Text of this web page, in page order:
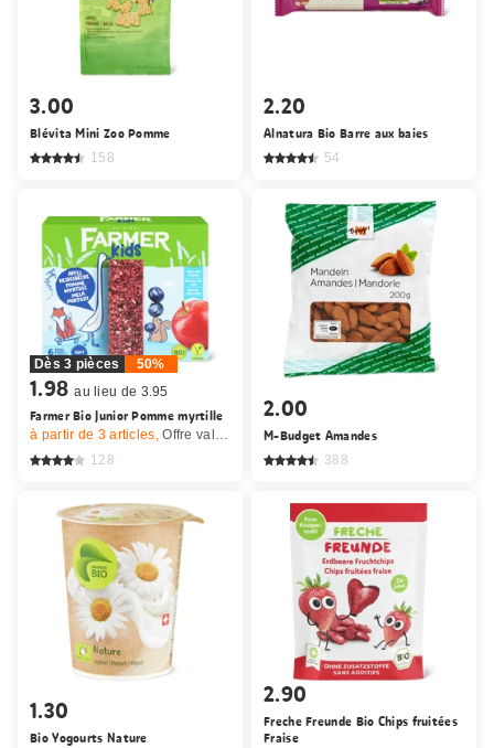
3.00
Blévita Mini Zoo Pomme
158
2.20
Alnatura Bio Barre aux baies
54
Dès 3 pièces 50%
1.98 au lieu de 3.95
Farmer Bio Junior Pomme myrtille
à partir de 3articles,Offre valable du 6.8 au 9.8.2026, jusqu’à épuisement du stock.
128
2.00
M-Budget Amandes
388
1.30
Bio Yogourts Nature
2.90
Freche Freunde Bio Chips fruitées
Fraise